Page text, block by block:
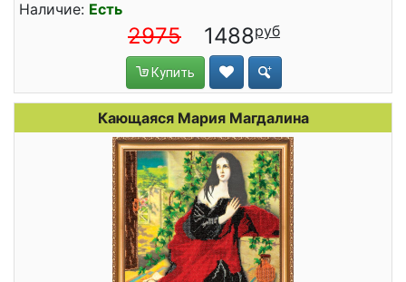
Наличие: Есть
2975 1488
Купить
Кающаяся Мария Магдалина